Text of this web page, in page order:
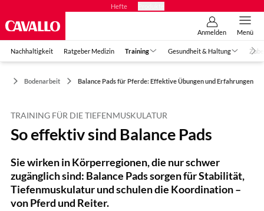
Hefte
Anmelden Menü
Nachhaltigkeit Ratgeber Medizin Training Gesundheit & Haltung
Bodenarbeit Balance Pads für Pferde: Effektive Übungen und Erfahrungen
TRAINING FÜR DIE TIEFENMUSKULATUR
So effektiv sind Balance Pads
Sie wirken in Körperregionen, die nur schwer
zugänglich sind: Balance Pads sorgen für Stabilität,
Tiefenmuskulatur und schulen die Koordination –
von Pferd und Reiter.